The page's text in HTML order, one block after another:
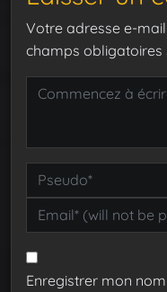
Votre adresse e-
champs obligatoires
Enregistrer mon